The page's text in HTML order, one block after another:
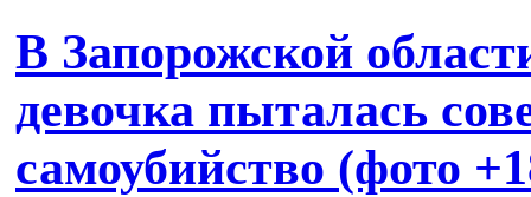
В Запорожской
девочка пыталась
самоубийство (фото